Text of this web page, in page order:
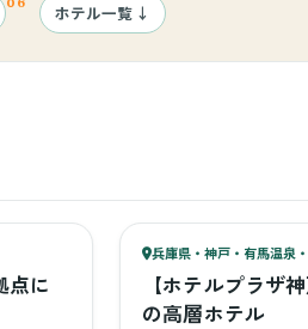
プール
ホテル一覧
点に
62ベビー
61
兵庫県・神戸・有馬温泉
【ホテルプラザ
の高層ホテル